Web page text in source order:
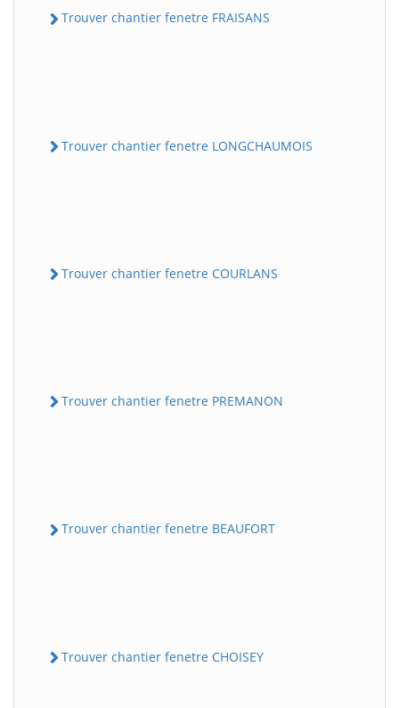
Trouver chantier fenetre FRAISANS
Trouver chantier fenetre LONGCHAUMOIS
Trouver chantier fenetre COURLANS
Trouver chantier fenetre PREMANON
Trouver chantier fenetre BEAUFORT
Trouver chantier fenetre CHOISEY